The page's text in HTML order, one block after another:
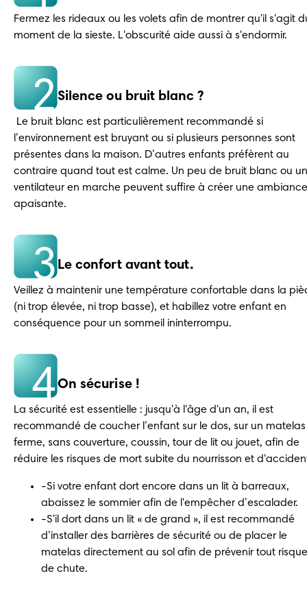
Fermez les rideaux ou les volets afin de montrer qu'il s'agit
moment de la sieste. L'obscurité aide aussi à s'endormir.
2Silence ou bruit blanc ?
Le bruit blanc est particulièrement recommandé si
l’environnement est bruyant ou si plusieurs personnes sont
présentes dans la maison. D’autres enfants préfèrent au
contraire quand tout est calme. Un peu de bruit blanc ou un
ventilateur en marche peuvent suffire à créer une ambiance
apaisante.
3 Le confort avant tout.
Veillez à maintenir une température confortable dans la
(ni trop élevée, ni trop basse), et habillez votre enfant en
conséquence pour un sommeil ininterrompu.
4On sécurise !
La sécurité est essentielle : jusqu'à l'âge d'un an, il est
recommandé de coucher l’enfant sur le dos, sur un matelas
ferme, sans couverture, coussin, tour de lit ou jouet, afin de
réduire les risques de mort subite du nourrisson et
-Si votre enfant dort encore dans un lit à barreaux,
abaissez le sommier afin de l'empêcher d’escalader.
-S'il dort dans un lit « de grand », il est recommandé
d’installer des barrières de sécurité ou de placer le
matelas directement au sol afin de prévenir tout risque
de chute.